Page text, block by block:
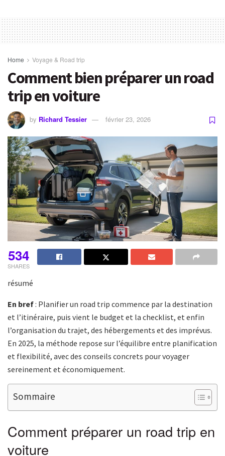
Home Voyage & Road trip
Comment bien préparer un road
trip en voiture
by Richard Tessier février 23, 2026
534
SHARES
résumé
En bref: Planifier un road trip commence par la destination
et l’itinéraire, puis vient le budget et la checklist, et enfin
l’organisation du trajet, des hébergements et des imprévus.
En 2025, la méthode repose sur l’équilibre entre planification
et flexibilité, avec des conseils concrets pour voyager
sereinement et économiquement.
Sommaire
Comment préparer un road trip en
voiture